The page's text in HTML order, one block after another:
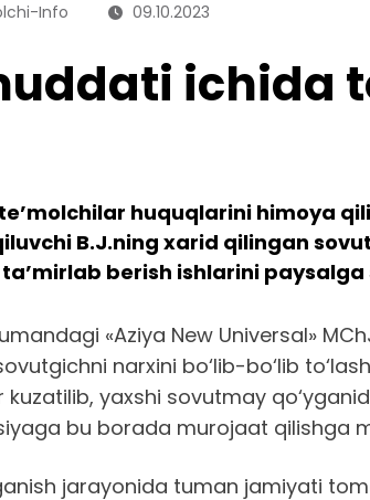
Info 09.10.2023
ichida
huquqlarini himoya
B.J.ning xarid qilingan
berish ishlarini
«Aziya New Universal»
narxini bo‘lib-bo‘lib
yaxshi sovutmay
bu borada murojaat qilishga
jarayonida tuman jamiyati